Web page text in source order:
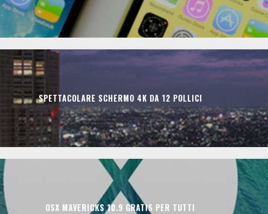
SPETTACOLARE SCHERMO 4K DA 12 POLLICI
OSX MAVERICKS 10.9 GRATIS PER TUTTI